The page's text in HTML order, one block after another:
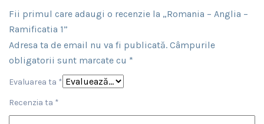
Fii primul care adaugi o recenzie la „Romania – Anglia –
Ramificatia 1”
Adresa ta de email nu va fi publicată. Câmpurile
obligatorii sunt marcate cu *
Evaluarea ta *
Recenzia ta *